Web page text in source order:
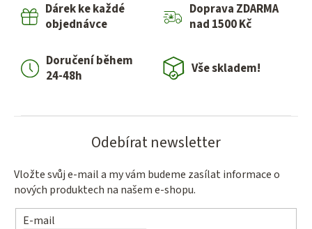
k
v
p
i
Dárek ke každé
objednávce
Doprava ZDARMA
nad 1500 Kč
Doručení během
24-48h
Vše skladem!
Odebírat newsletter
Vložte svůj e-mail a my vám budeme zasílat informace o
nových produktech na našem e-shopu.
E-mail